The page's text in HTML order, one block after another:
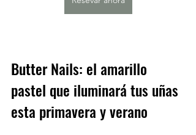
Butter Nails: el amarillo
pastel que iluminará tus uñas
esta primavera y verano